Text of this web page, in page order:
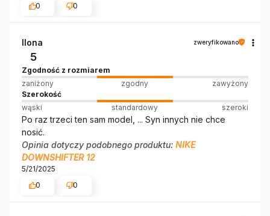
0
0
Ilona zweryfikowano
5
Zgodność z rozmiarem
zaniżony
zgodny
zawyżony
Szerokość
wąski
standardowy szeroki
Po raz trzeci ten sam model, ... Syn innych nie chce
nosić.
Opinia dotyczy podobnego produktu: NIKE
DOWNSHIFTER 12
5/21/2025
0
0